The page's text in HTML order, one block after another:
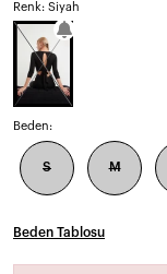
Renk: Siyah
Beden:
S M
Beden Tablosu